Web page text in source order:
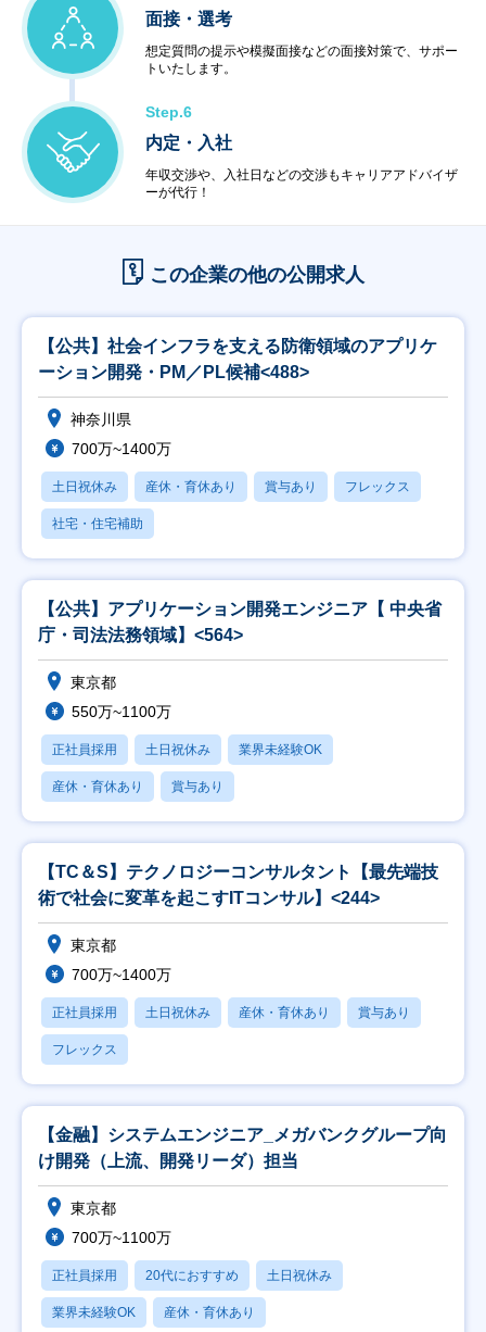
面接・選考
想定質問の提示や模擬面接などの面接対策で、サポー
トいたします。
Step.6
内定・入社
年収交渉や、入社日などの交渉もキャリアアドバイザ
ーが代行！
この企業の他の公開求人
【公共】社会インフラを支える防衛領域のアプリケ
ーション開発・PM／PL候補<488>
神奈川県
700万~1400万
土日祝休み 産休・育休あり 賞与あり フレックス
社宅・住宅補助
【公共】アプリケーション開発エンジニア【 中央省
庁・司法法務領域】<564>
東京都
550万~1100万
正社員採用 土日祝休み 業界未経験OK
産休・育休あり 賞与あり
【TC＆S】テクノロジーコンサルタント【最先端技
術で社会に変革を起こすITコンサル】<244>
東京都
700万~1400万
正社員採用 土日祝休み 産休・育休あり 賞与あり
フレックス
【金融】システムエンジニア_メガバンクグループ向
け開発（上流、開発リーダ）担当
東京都
700万~1100万
正社員採用 20代におすすめ 土日祝休み
業界未経験OK 産休・育休あり